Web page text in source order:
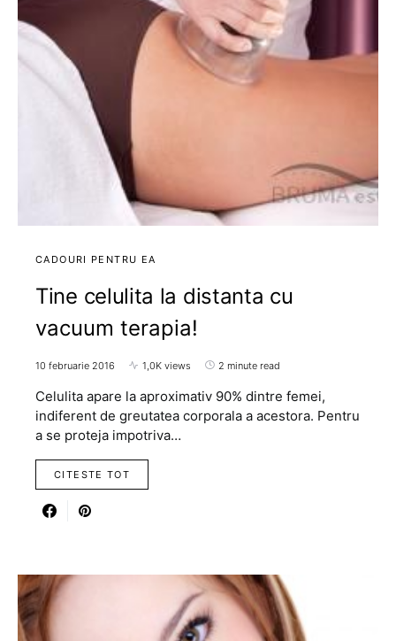
CADOURI PENTRU EA
Tine celulita la distanta cu
vacuum terapia!
10 februarie 2016 1,0K views 2 minute read
Celulita apare la aproximativ 90% dintre femei,
indiferent de greutatea corporala a acestora. Pentru
a se proteja impotriva…
CITESTE TOT